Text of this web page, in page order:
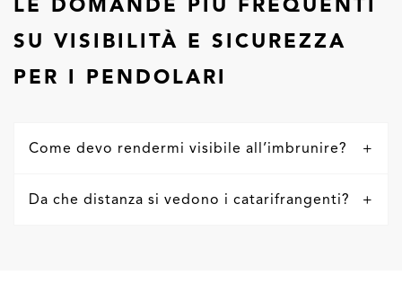
LE DOMANDE PIÙ FREQUENTI
SU VISIBILITÀ E SICUREZZA
PER I PENDOLARI
Come devo rendermi visibile all’imbrunire?
Da che distanza si vedono i catarifrangenti?